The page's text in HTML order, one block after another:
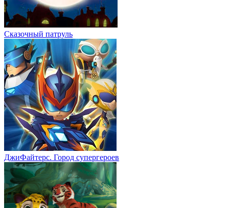
Сказочный патруль
ДжиФайтерс. Город супергероев